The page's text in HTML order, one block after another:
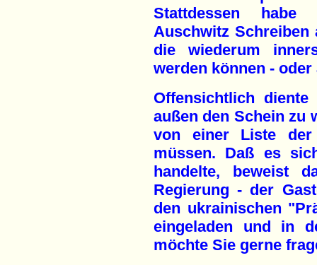
Stattdessen habe
Auschwitz Schreiben
die wiederum
werden können -
Offensichtlich
außen den Schein zu
von einer Liste der
müssen. Daß es
handelte, beweist
Regierung - der
den ukrainischen
eingeladen und in
möchte Sie gerne